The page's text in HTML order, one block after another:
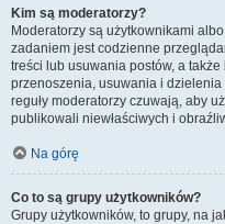
Kim są moderatorzy?
Moderatorzy są użytkownikami
zadaniem jest codzienne
treści lub usuwania postów, a
przenoszenia, usuwania i
reguły moderatorzy czuwają, aby
publikowali niewłaściwych i
Na górę
Co to są grupy użytkowników?
Grupy użytkowników, to grupy, na